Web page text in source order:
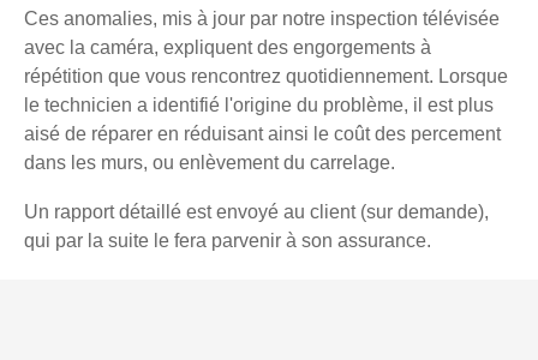
Ces anomalies, mis à jour par notre inspection télévisée
avec la caméra, expliquent des engorgements à
répétition que vous rencontrez quotidiennement. Lorsque
le technicien a identifié l'origine du problème, il est plus
aisé de réparer en réduisant ainsi le coût des percement
dans les murs, ou enlèvement du carrelage.
Un rapport détaillé est envoyé au client (sur demande),
qui par la suite le fera parvenir à son assurance.